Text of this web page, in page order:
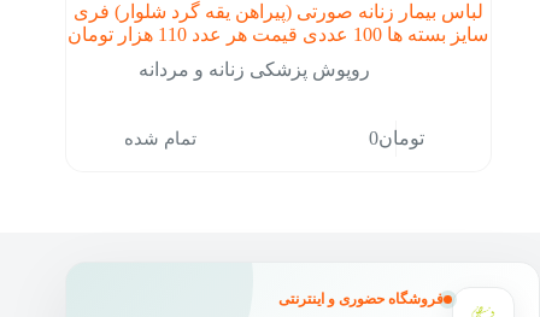
لباس بیمار زنانه صورتی (پیراهن یقه گرد شلوار) فری
سایز بسته ها 100 عددی قیمت هر عدد 110 هزار تومان
روپوش پزشکی زنانه و مردانه
تومان0 تمام شده
فروشگاه حضوری و اینترنتی